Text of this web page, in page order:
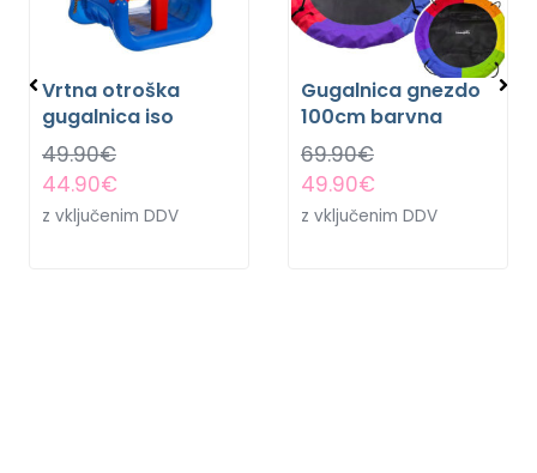
Vrtna otroška
gugalnica iso
49.90€
44.90€
z vključenim DDV
Gugalnica gnezdo
100cm barvna
69.90€
49.90€
z vključenim DDV